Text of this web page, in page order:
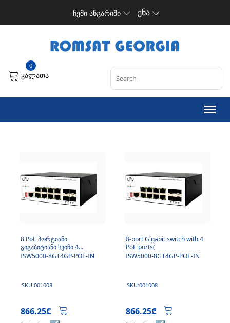
ჩემი ანგარიში ენა
0
კალათა
8 PoE პორტიანი
გიგაბიტიანი სვიჩი 4
გიგაბიტი SFP აპლინკით
ISW5000-8GT4GP-POE-IN
SKU:001008
866.25₾
8-port Gigabit switch with 4
PoE ports(
ISW5000-8GT4GP-POE-IN
SKU:001008
866.25₾